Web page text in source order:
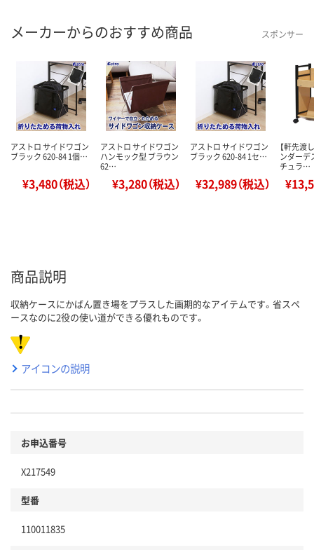
メーカーからのおすすめ商品 スポンサー
アストロ サイドワゴン
ブラック 620-84 1個…
¥3,480（税込）
アストロ サイドワゴン
ハンモック型 ブラウン
62…
¥3,280（税込）
アストロ サイドワゴン
ブラック 620-84 1セ…
¥32,989（税込）
【軒先渡
ンダーデ
チュラ…
商品説明
収納ケースにかばん置き場をプラスした画期的なアイテムです。省スペ
ースなのに2役の使い道ができる優れものです。
アイコンの説明
お申込番号
X217549
型番
110011835